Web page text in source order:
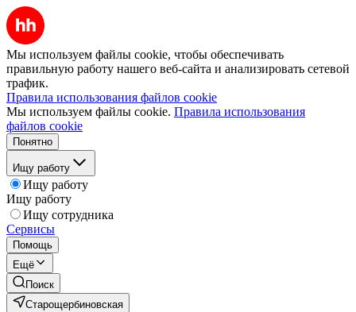
Мы используем файлы cookie, чтобы обеспечивать
правильную работу нашего веб-сайта и анализировать сетевой
трафик.
Правила использования файлов cookie
Мы используем файлы cookie. Правила использования
файлов cookie
Понятно
Ищу работу
Ищу работу
Ищу работу
Ищу сотрудника
Сервисы
Помощь
Ещё
Поиск
Старощербиновская